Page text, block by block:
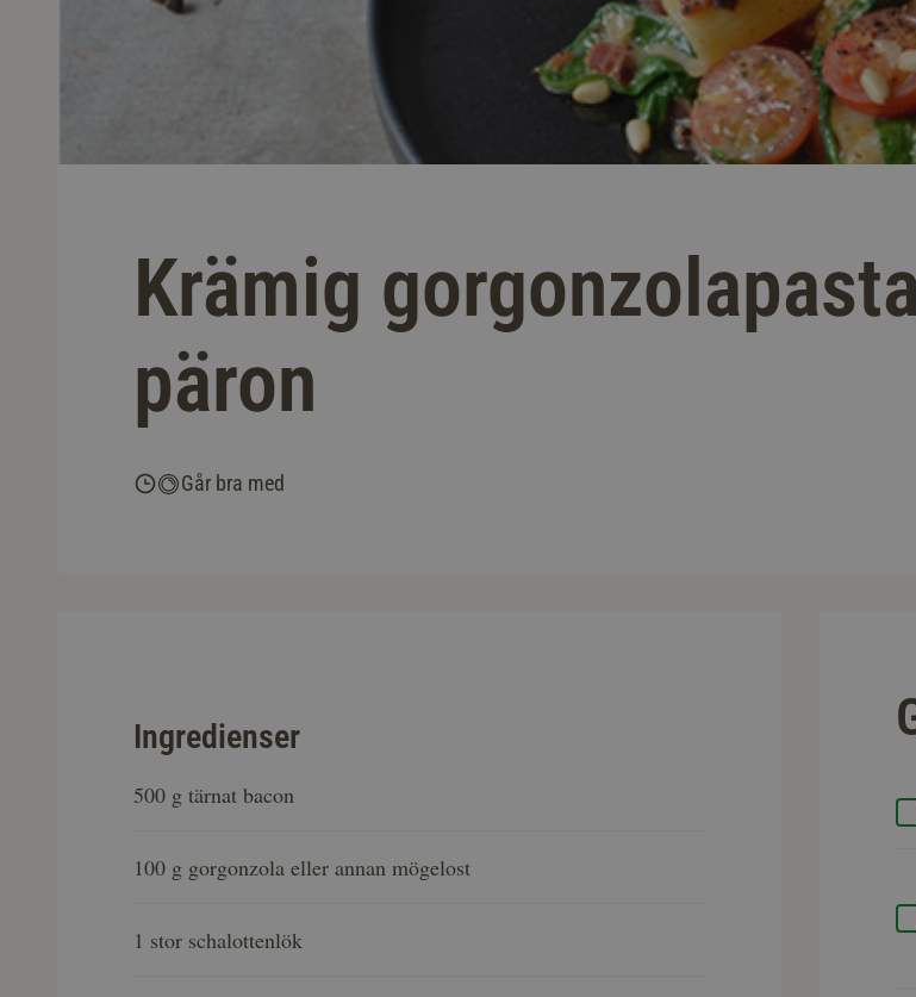
Krämig
päron
Går bra med
Ingredienser
500 g tärnat bacon
100 g gorgonzola eller annan mögelost
1 stor schalottenlök